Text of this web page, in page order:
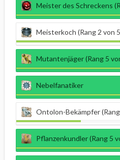
Meister des Schreckens
Meisterkoch (Rang 2 von
Mutantenjäger (Rang 5
Nebelfanatiker
Ontolon-Bekämpfer
Pflanzenkundler (Rang 5